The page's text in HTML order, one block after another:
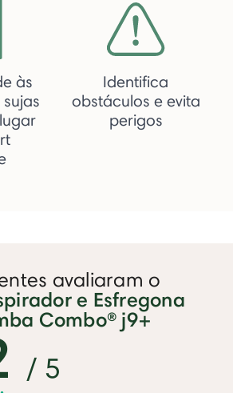
às
Identifica
obstáculos e evita
perigos
avaliaram o
e Esfregona
Combo® j9+
/ 5